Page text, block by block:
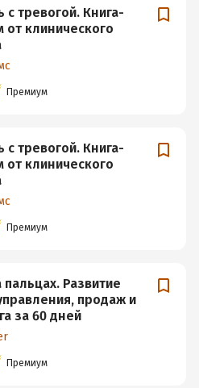
с тревогой. Книга-
от клинического
Премиум
с тревогой. Книга-
от клинического
Премиум
пальцах. Развитие
продаж и
за 60 дней
Премиум